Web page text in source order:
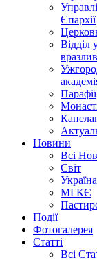
Єпархії
Відділ
Парафії
Новини
Всі
Світ
Україна
МГКЄ
Події
Фотогалерея
Статті
Всі